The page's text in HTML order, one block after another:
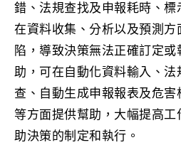
錯、法規查找及申報耗時、標
在資料收集、分析以及預測
陷，導致決策無法正確訂定
助，可在自動化資料輸入、
查、自動生成申報報表及危
等方面提供幫助，大幅提高
助決策的制定和執行。